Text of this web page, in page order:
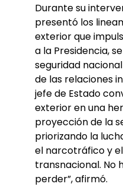
Durante su
presentó los
exterior que
a la Presidencia,
seguridad
de las relaciones
jefe de Estado
exterior en una
proyección de la
priorizando la
el narcotráfico y
transnacional. No
perder”, afirmó.